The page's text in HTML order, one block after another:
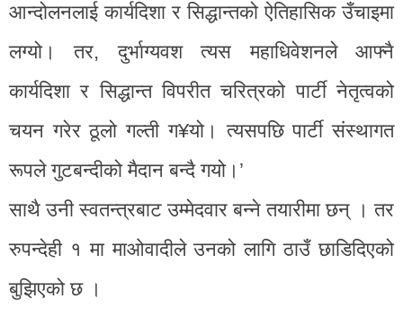
आन्दोलनलाई कार्यदिशा र सिद्धान्तको ऐतिहासिक उँचाइमा
लग्यो। तर, दुर्भाग्यवश त्यस महाधिवेशनले आफ्नै
कार्यदिशा र सिद्धान्त विपरीत चरित्रको पार्टी नेतृत्वको
चयन गरेर ठूलो गल्ती ग¥यो। त्यसपछि पार्टी संस्थागत
रूपले गुटबन्दीको मैदान बन्दै गयो।’
साथै उनी स्वतन्त्रबाट उम्मेदवार बन्ने तयारीमा छन् । तर
रुपन्देही १ मा माओवादीले उनको लागि ठाउँ छाडिदिएको
बुझिएको छ ।